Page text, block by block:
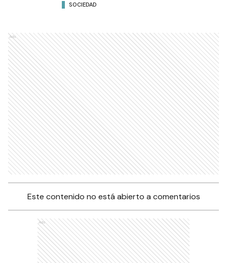
SOCIEDAD
Ads
Este contenido no está abierto a comentarios
Ads